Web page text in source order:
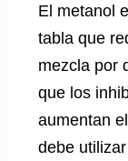
El metanol
tabla que
mezcla por
que los
aumentan
debe